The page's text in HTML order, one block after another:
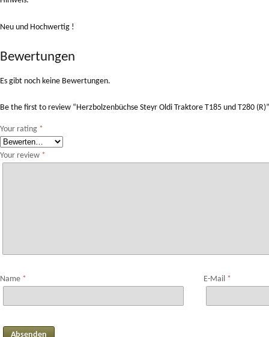
Neu und Hochwertig !
Bewertungen
Es gibt noch keine Bewertungen.
Be the first to review “Herzbolzenbüchse Steyr Oldi Traktore T185 und T280 (R)”
Your rating *
Your review *
Name * E-Mail *